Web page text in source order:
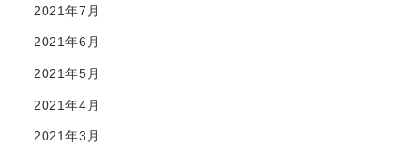
2021年7月
2021年6月
2021年5月
2021年4月
2021年3月